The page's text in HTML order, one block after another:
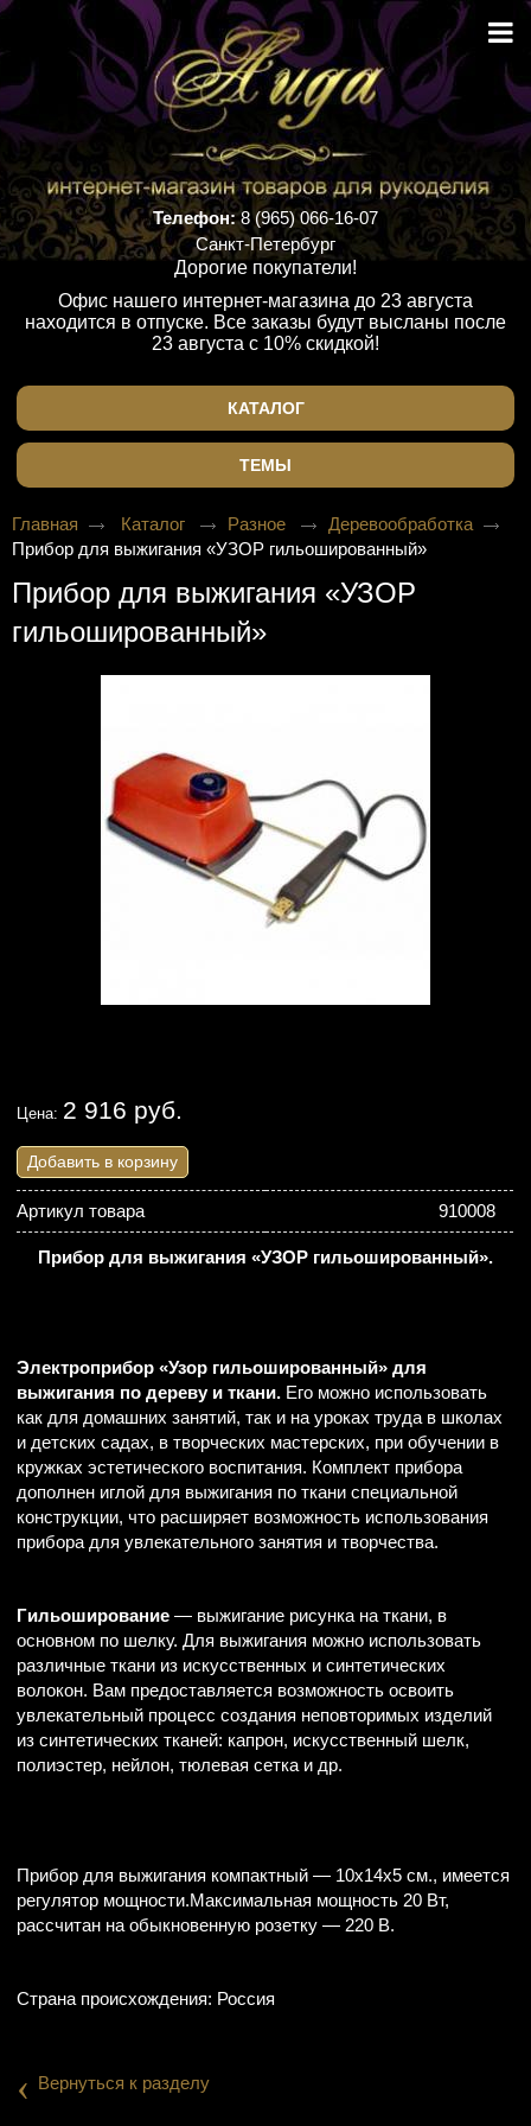
Телефон:8 (965) 066-16-07
Санкт-Петербург
Дорогие покупатели!
Офис нашего интернет-магазина до 23 августа
находится в отпуске. Все заказы будут высланы после
23 августа с 10% скидкой!
КАТАЛОГ
ТЕМЫ
Главная Каталог Разное
Деревообработка
Прибор для выжигания «УЗОР гильошированный»
Прибор для выжигания «УЗОР
гильошированный»
Цена: 2 916 руб.
Добавить в корзину
Артикул товара 910008
Прибор для выжигания «УЗОР гильошированный».
Электроприбор «Узор гильошированный» для
выжигания по дереву и ткани. Его можно использовать
как для домашних занятий, так и на уроках труда в школах
и детских садах, в творческих мастерских, при обучении в
кружках эстетического воспитания. Комплект прибора
дополнен иглой для выжигания по ткани специальной
конструкции, что расширяет возможность использования
прибора для увлекательного занятия и творчества.
Гильоширование — выжигание рисунка на ткани, в
основном по шелку. Для выжигания можно использовать
различные ткани из искусственных и синтетических
волокон. Вам предоставляется возможность освоить
увлекательный процесс создания неповторимых изделий
из синтетических тканей: капрон, искусственный шелк,
полиэстер, нейлон, тюлевая сетка и др.
Прибор для выжигания компактный — 10х14х5 см., имеется
регулятор мощности.Максимальная мощность 20 Вт,
рассчитан на обыкновенную розетку — 220 В.
Страна происхождения: Россия
‹ Вернуться к разделу